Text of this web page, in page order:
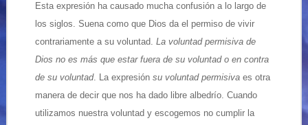
Esta expresión ha causado mucha confusión a lo largo de
los siglos. Suena como que Dios da el permiso de vivir
contrariamente a su voluntad. La voluntad permisiva de
Dios no es más que estar fuera de su voluntad o en contra
de su voluntad. La expresión su voluntad permisivaes otra
manera de decir que nos ha dado libre albedrío. Cuando
utilizamos nuestra voluntad y escogemos no cumplir la